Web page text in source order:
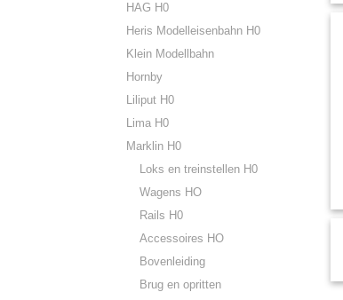
HAG H0
Heris Modelleisenbahn H0
Klein Modellbahn
Hornby
Liliput H0
Lima H0
Marklin H0
Loks en treinstellen H0
Wagens HO
Rails H0
Accessoires HO
Bovenleiding
Brug en opritten